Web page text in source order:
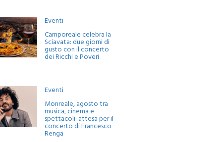
Eventi
Camporeale celebra la
Sciavata: due giorni di
gusto con il concerto
dei Ricchi e Poveri
Eventi
Monreale, agosto tra
musica, cinema e
spettacoli: attesa per il
concerto di Francesco
Renga